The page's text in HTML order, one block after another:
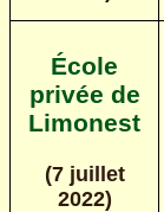
École
privée de
Limonest
(7 juillet
2022)